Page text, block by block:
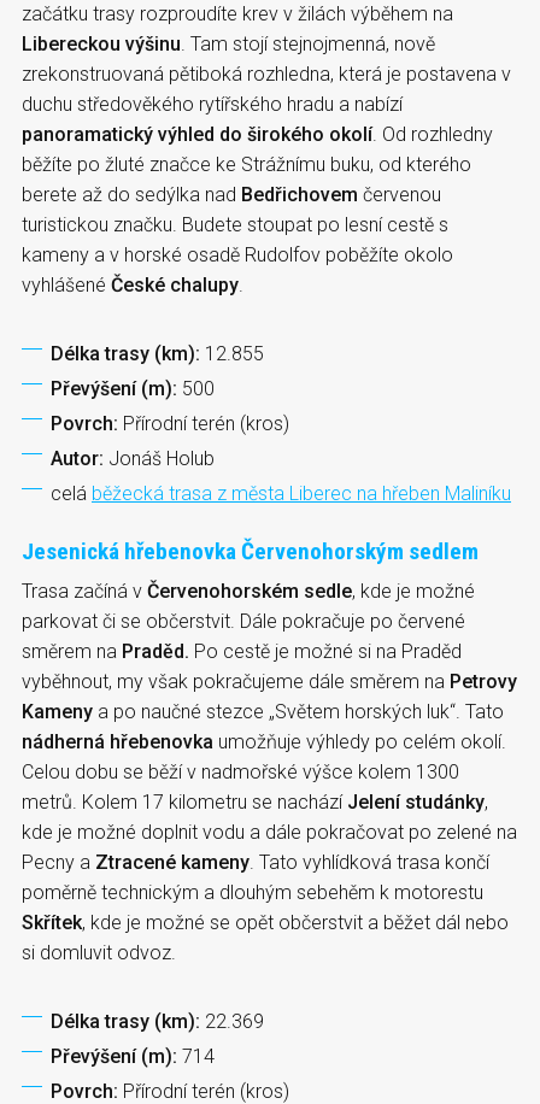
začátku trasy rozproudíte krev v žilách výběhem na
Libereckou výšinu . Tam stojí stejnojmenná, nově
zrekonstruovaná pětiboká rozhledna, která je postavena v
duchu středověkého rytířského hradu a nabízí
panoramatický výhled do širokého okolí. Od rozhledny
běžíte po žluté značce ke Strážnímu buku, od kterého
berete až do sedýlka nad Bedřichovem červenou
turistickou značku. Budete stoupat po lesní cestě s
kameny a v horské osadě Rudolfov poběžíte okolo
vyhlášené České chalupy
Délka trasy (km): 12.855
Převýšení (m): 500
Povrch: Přírodní terén (kros)
Autor: Jonáš Holub
celá běžecká trasa z města Liberec na hřeben Maliníku
Jesenická hřebenovka Červenohorským sedlem
Trasa začíná v Červenohorském sedle, kde je možné
parkovat či se občerstvit. Dále pokračuje po červené
směrem na Praděd. Po cestě je možné si na Praděd
vyběhnout, my však pokračujeme dále směrem na Petrovy
Kameny a po naučné stezce „Světem horských luk“. Tato
nádherná hřebenovka umožňuje výhledy po celém okolí.
Celou dobu se běží v nadmořské výšce kolem 1300
metrů. Kolem 17 kilometru se nacházíJelení studánky,
kde je možné doplnit vodu a dále pokračovat po zelené na
Pecny a Ztracené kameny . Tato vyhlídková trasa končí
poměrně technickým a dlouhým sebehěm k motorestu
Skřítek, kde je možné se opět občerstvit a běžet dál nebo
si domluvit odvoz.
Délka trasy (km): 22.369
Převýšení (m): 714
Povrch: Přírodní terén (kros)